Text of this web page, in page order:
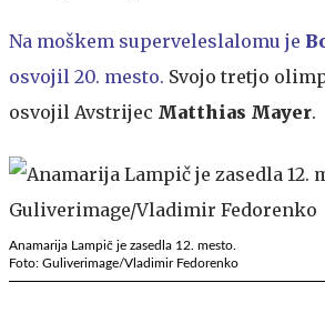
Na moškem superveleslalomu je
osvojil 20. mesto. Svojo tretjo
osvojil Avstrijec Matthias Mayer.
Anamarija Lampič je zasedla 12. mesto.
Foto: Guliverimage/Vladimir Fedorenko